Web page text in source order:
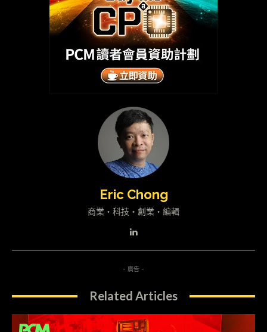
Eric Chong
商業・科技・創業・編輯
- 廣告 -
Related Articles